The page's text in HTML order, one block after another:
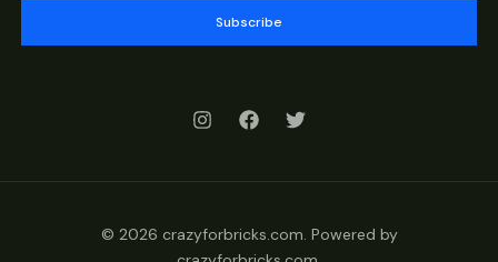
Subscribe
© 2026 crazyforbricks.com. Powered by